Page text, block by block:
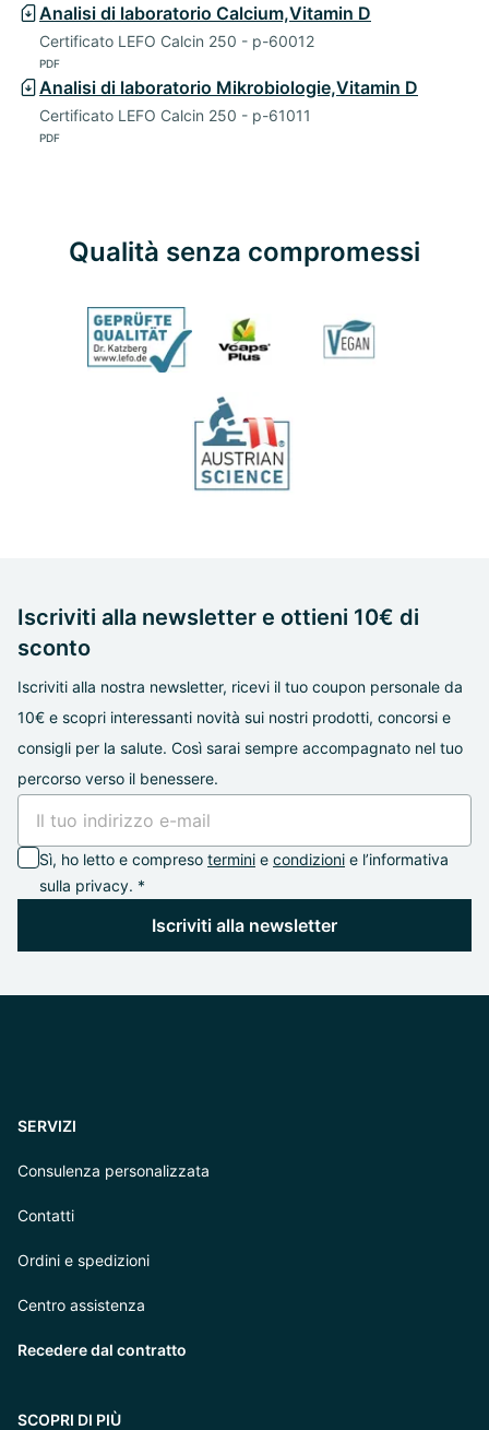
Analisi di laboratorio Calcium,Vitamin D
Certificato LEFO Calcin 250 - p-60012
PDF
Analisi di laboratorio Mikrobiologie,Vitamin D
Certificato LEFO Calcin 250 - p-61011
PDF
Qualità senza compromessi
Iscriviti alla newsletter e ottieni 10€ di
sconto
Iscriviti alla nostra newsletter, ricevi il tuo coupon personale da
10€ e scopri interessanti novità sui nostri prodotti, concorsi e
consigli per la salute. Così sarai sempre accompagnato nel tuo
percorso verso il benessere.
Sì, ho letto e compreso termini e condizioni e l’informativa
sulla privacy. *
Iscriviti alla newsletter
SERVIZI
Consulenza personalizzata
Contatti
Ordini e spedizioni
Centro assistenza
Recedere dal contratto
SCOPRI DI PIÙ